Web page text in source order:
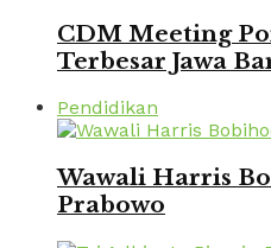
CDM Meeting
Terbesar Jawa
Pendidikan
Wawali Harris
Prabowo